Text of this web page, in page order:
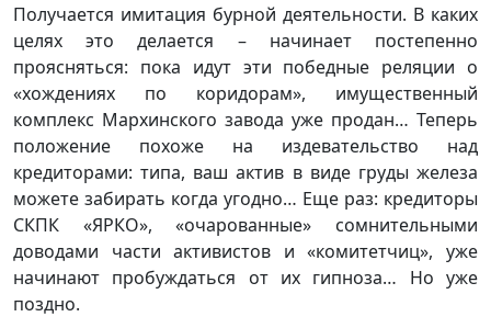
Получается имитация бурной деятельности. В каких
целях это делается – начинает постепенно
проясняться: пока идут эти победные реляции о
«хождениях по коридорам», имущественный
комплекс Мархинского завода уже продан… Теперь
положение похоже на издевательство над
кредиторами: типа, ваш актив в виде груды железа
можете забирать когда угодно… Еще раз: кредиторы
СКПК «ЯРКО», «очарованные» сомнительными
доводами части активистов и «комитетчиц», уже
начинают пробуждаться от их гипноза… Но уже
поздно.